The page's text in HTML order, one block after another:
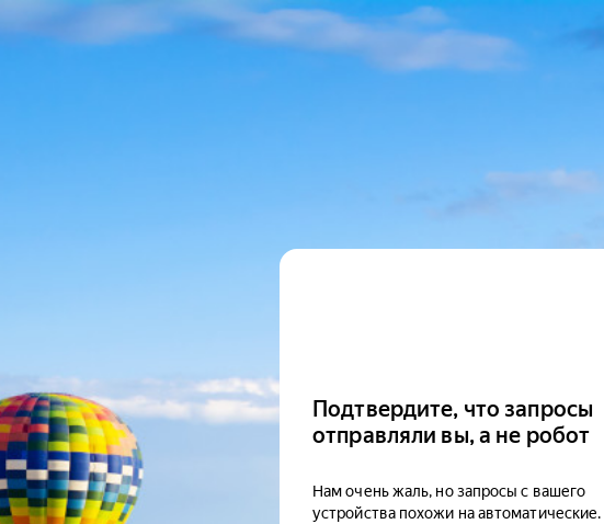
Подтвердите, что запросы
отправляли вы, а не робот
Нам очень жаль, но запросы с вашего
устройства похожи на автоматические.